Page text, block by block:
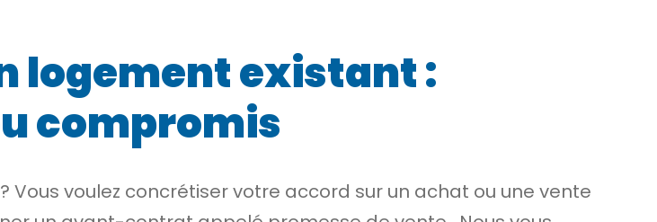
logement existant :
compromis
voulez concrétiser votre accord sur un achat ou une vente